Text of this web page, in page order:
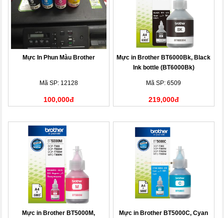
Mực In Phun Màu Brother
Mã SP: 12128
100,000đ
Mực in Brother BT6000Bk, Black
Ink bottle (BT6000Bk)
Mã SP: 6509
219,000đ
Mực in Brother BT5000M,
Mực in Brother BT5000C, Cyan